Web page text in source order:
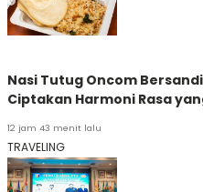
Nasi Tutug Oncom
Ciptakan Harmoni Rasa
12 jam 43 menit lalu
TRAVELING